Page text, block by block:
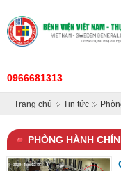
0966681313
Trang chủ Tin tức
PHÒNG HÀNH